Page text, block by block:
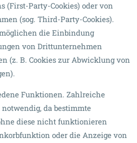
(First-Party-Cookies) oder von
(sog. Third-Party-Cookies).
die Einbindung
von Drittunternehmen
(z. B. Cookies zur Abwicklung von
Funktionen. Zahlreiche
da bestimmte
diese nicht funktionieren
oder die Anzeige von